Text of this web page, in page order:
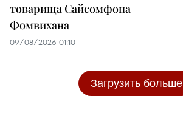
товарища Сайсомфона
Фомвихана
09/08/2026 01:10
Загрузить больше